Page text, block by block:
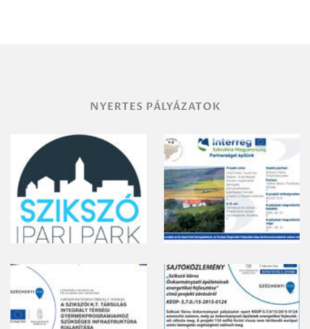
NYERTES PÁLYÁZATOK